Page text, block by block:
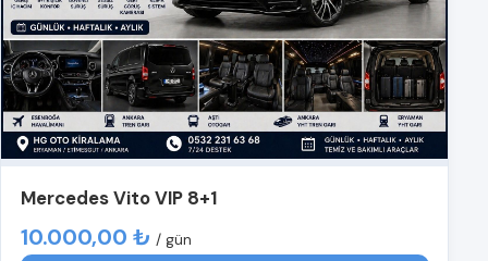
Mercedes Vito VIP 8+1
10.000,00 ₺ / gün